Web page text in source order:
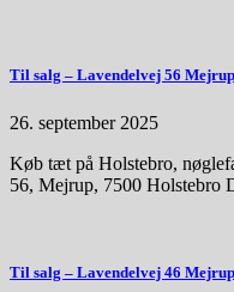
Til salg – Lavendelvej 56
26. september 2025
Køb tæt på Holstebro,
56, Mejrup, 7500 Holstebro
Til salg – Lavendelvej 46